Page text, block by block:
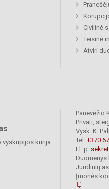
Civilinė
Teisinė
Atviri
vyskupijos kurija
Panevėžio
Privati,
Vysk. K.
Tel. +370
El. p.
Juridinių
Įmonės